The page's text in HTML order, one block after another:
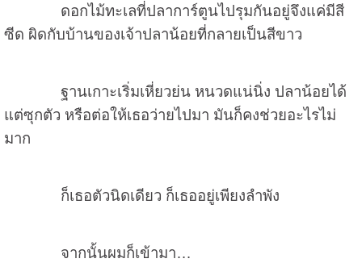
ดอกไม้ทะเลที่ปลาการ์ตูนไปรุมกันอยู่จึงแค่มีสี
ซีด ผิดกับบ้านของเจ้าปลาน้อยที่กลายเป็นสีขาว
ฐานเกาะเริ่มเหี่ยวย่น หนวดแน่นิ่ง ปลาน้อยได้
แต่ซุกตัว หรือต่อให้เธอว่ายไปมา มันก็คงช่วยอะไรไม่
มาก
ก็เธอตัวนิดเดียว ก็เธออยู่เพียงลำพัง
จากนั้นผมก็เข้ามา…